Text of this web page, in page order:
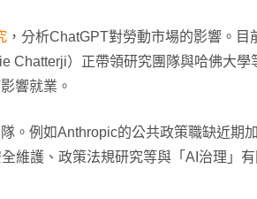
，分析ChatGPT對勞動市場的影響。目
Chatterji）正帶領研究團隊與哈佛大學
響就業。
。例如Anthropic的公共政策職缺近期
維護、政策法規研究等與「AI治理」